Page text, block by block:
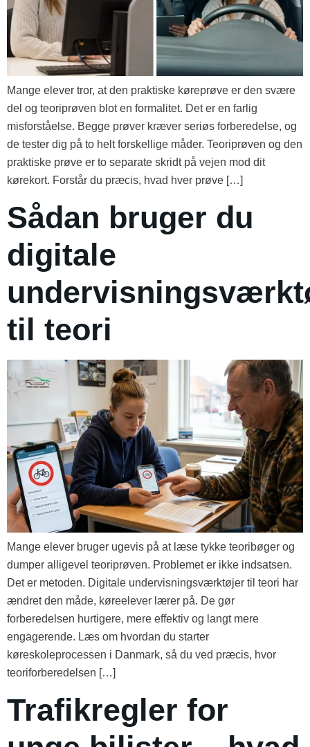
Mange elever tror, at den praktiske køreprøve er den svære
del og teoriprøven blot en formalitet. Det er en farlig
misforståelse. Begge prøver kræver seriøs forberedelse, og
de tester dig på to helt forskellige måder. Teoriprøven og den
praktiske prøve er to separate skridt på vejen mod dit
kørekort. Forstår du præcis, hvad hver prøve […]
Sådan bruger du
digitale
til teori
Mange elever bruger ugevis på at læse tykke teoribøger og
dumper alligevel teoriprøven. Problemet er ikke indsatsen.
Det er metoden. Digitale undervisningsværktøjer til teori har
ændret den måde, køreelever lærer på. De gør
forberedelsen hurtigere, mere effektiv og langt mere
engagerende. Læs om hvordan du starter
køreskoleprocessen i Danmark, så du ved præcis, hvor
teoriforberedelsen […]
Trafikregler for